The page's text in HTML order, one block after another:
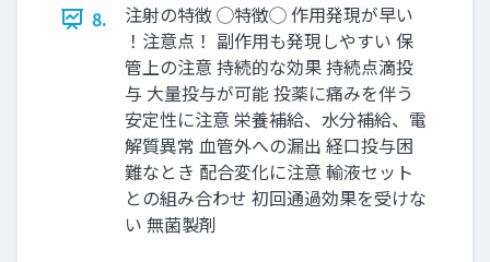
8.
注射の特徴 ◯特徴◯ 作用発現が早い
！注意点！ 副作用も発現しやすい 保
管上の注意 持続的な効果 持続点滴投
与 大量投与が可能 投薬に痛みを伴う
安定性に注意 栄養補給、水分補給、電
解質異常 血管外への漏出 経口投与困
難なとき 配合変化に注意 輸液セット
との組み合わせ 初回通過効果を受けな
い 無菌製剤